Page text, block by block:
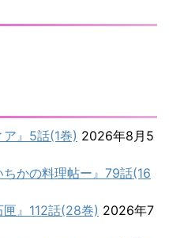
ア』5話(1巻) 2026年8月5
ちかの料理帖ー』79話(16
匣』112話(28巻) 2026年7